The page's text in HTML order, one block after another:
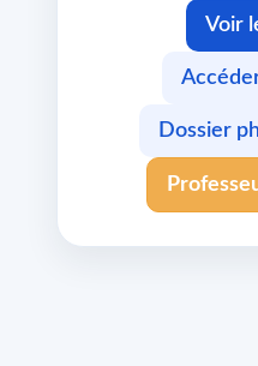
Voir
Dossier